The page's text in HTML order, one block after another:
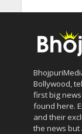
Bollywood,
first big
found here.
and their
the news but